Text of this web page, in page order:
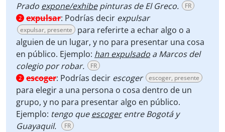
Prado expone/exhibepinturas de El Greco. FR
2 expulsar: Podrías decir expulsar
expulsar, presente
para referirte a echar algo o a
alguien de un lugar, y no para presentar una cosa
en público. Ejemplo: han expulsado a Marcos del
colegio por robar.
FR
2 escoger: Podrías decir escoger escoger, presente
para elegir a una persona o cosa dentro de un
grupo, y no para presentar algo en público.
Ejemplo: tengo queescogerentre Bogotá y
Guayaquil.
FR